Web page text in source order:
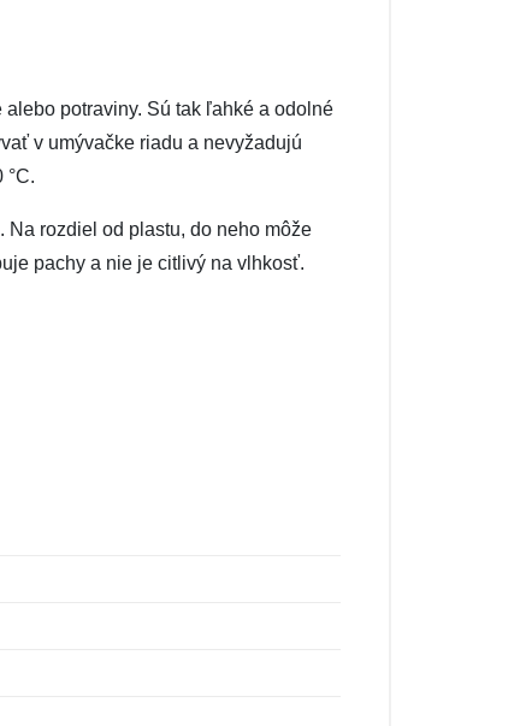
potraviny. Sú tak ľahké a odolné
v umývačke riadu a nevyžadujú
°C.
rozdiel od plastu, do neho môže
pachy a nie je citlivý na vlhkosť.